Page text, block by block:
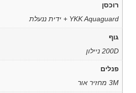
רוכסן
YKK Aquaguard + ידית ננעלת
גוף
200D ניילון
פנלים
3M מחזיר אור